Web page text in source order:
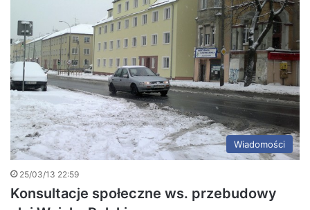
Wiadomości
25/03/13 22:59
Konsultacje społeczne ws. przebudowy